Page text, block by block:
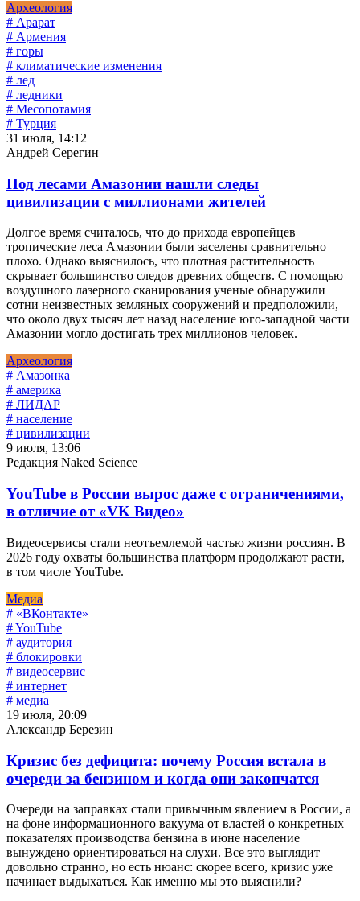
Археология
# Арарат
# Армения
# горы
# климатические изменения
# лед
# ледники
# Месопотамия
# Турция
31 июля, 14:12
Андрей Серегин
Под лесами Амазонии нашли следы
цивилизации с миллионами жителей
Долгое время считалось, что до прихода европейцев
тропические леса Амазонии были заселены сравнительно
плохо. Однако выяснилось, что плотная растительность
скрывает большинство следов древних обществ. С помощью
воздушного лазерного сканирования ученые обнаружили
сотни неизвестных земляных сооружений и предположили,
что около двух тысяч лет назад население юго-западной части
Амазонии могло достигать трех миллионов человек.
Археология
# Амазонка
# америка
# ЛИДАР
# население
# цивилизации
9 июля, 13:06
Редакция Naked Science
YouTube в России вырос даже с ограничениями,
в отличие от «VK Видео»
Видеосервисы стали неотъемлемой частью жизни россиян. В
2026 году охваты большинства платформ продолжают расти,
в том числе YouTube.
Медиа
# «ВКонтакте»
# YouTube
# аудитория
# блокировки
# видеосервис
# интернет
# медиа
19 июля, 20:09
Александр Березин
Кризис без дефицита: почему Россия встала в
очереди за бензином и когда они закончатся
Очереди на заправках стали привычным явлением в России, а
на фоне информационного вакуума от властей о конкретных
показателях производства бензина в июне население
вынуждено ориентироваться на слухи. Все это выглядит
довольно странно, но есть нюанс: скорее всего, кризис уже
начинает выдыхаться. Как именно мы это выяснили?